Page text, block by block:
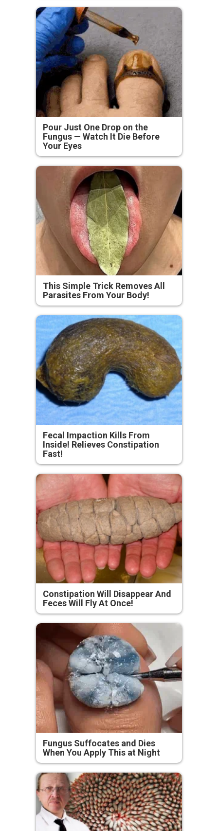
Pour Just One Drop on the
Fungus — Watch It Die Before
Your Eyes
This Simple Trick Removes All
Parasites From Your Body!
Fecal Impaction Kills From
Inside! Relieves Constipation
Fast!
Constipation Will Disappear And
Feces Will Fly At Once!
Fungus Suffocates and Dies
When You Apply This at Night